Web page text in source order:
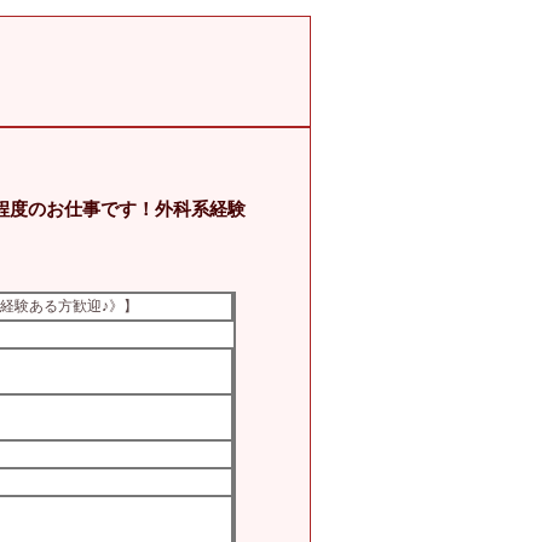
度のお仕事です！外科系経験
験ある方歓迎♪》】